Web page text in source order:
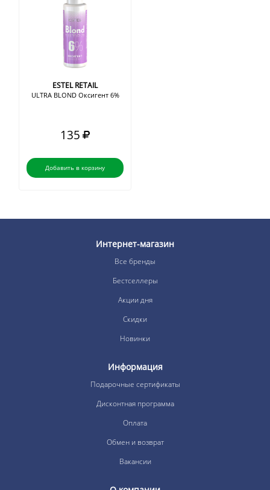
ESTEL RETAIL
ULTRA BLOND Оксигент 6%
135
Добавить в корзину
Интернет-магазин
Все бренды
Бестселлеры
Акции дня
Скидки
Новинки
Информация
Подарочные сертификаты
Дисконтная программа
Оплата
Обмен и возврат
Вакансии